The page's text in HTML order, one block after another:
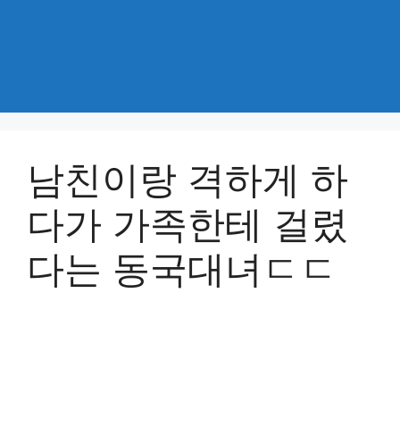
남친이랑 격하게 하
다가 가족한테 걸렸
다는 동국대녀ㄷㄷ